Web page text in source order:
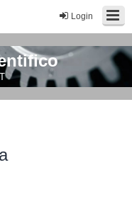
Login